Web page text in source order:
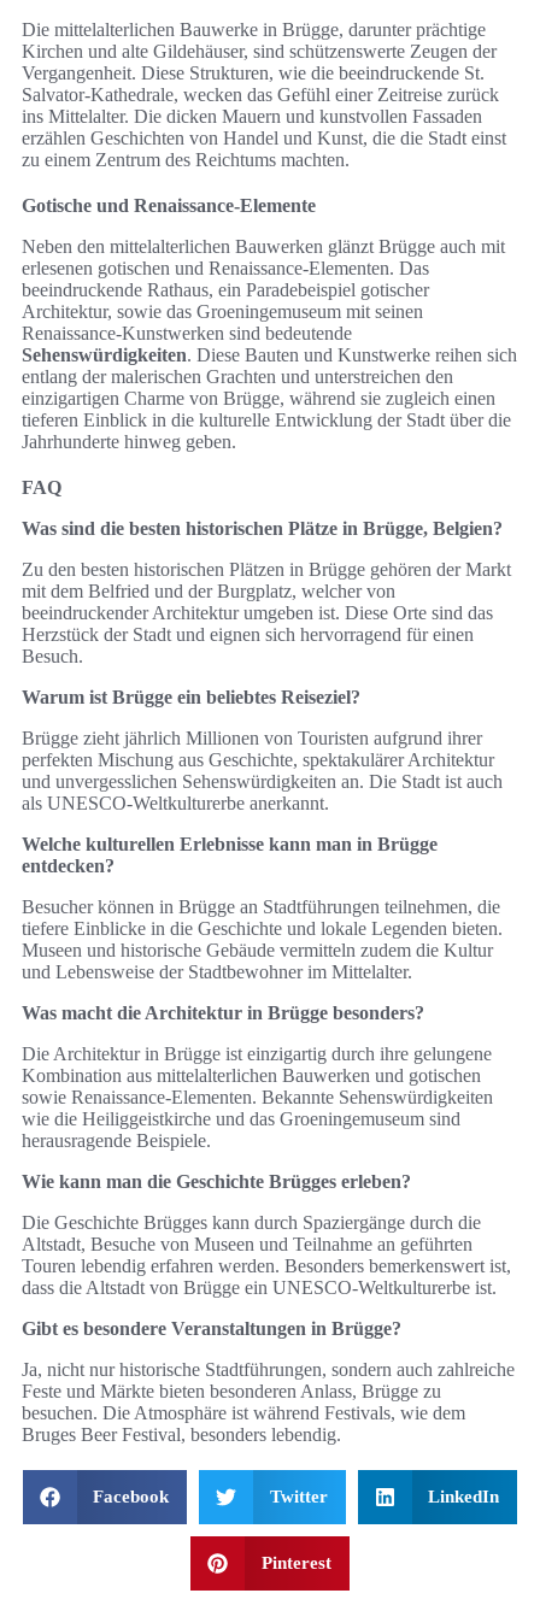
Die mittelalterlichen Bauwerke in Brügge, darunter prächtige
Kirchen und alte Gildehäuser, sind schützenswerte Zeugen der
Vergangenheit. Diese Strukturen, wie die beeindruckende St.
Salvator-Kathedrale, wecken das Gefühl einer Zeitreise zurück
ins Mittelalter. Die dicken Mauern und kunstvollen Fassaden
erzählen Geschichten von Handel und Kunst, die die Stadt einst
zu einem Zentrum des Reichtums machten.
Gotische und Renaissance-Elemente
Neben den mittelalterlichen Bauwerken glänzt Brügge auch mit
erlesenen gotischen und Renaissance-Elementen. Das
beeindruckende Rathaus, ein Paradebeispiel gotischer
Architektur, sowie das Groeningemuseum mit seinen
Renaissance-Kunstwerken sind bedeutende
Sehenswürdigkeiten. Diese Bauten und Kunstwerke reihen sich
entlang der malerischen Grachten und unterstreichen den
einzigartigen Charme von Brügge, während sie zugleich einen
tieferen Einblick in die kulturelle Entwicklung der Stadt über die
Jahrhunderte hinweg geben.
FAQ
Was sind die besten historischen Plätze in Brügge, Belgien?
Zu den besten historischen Plätzen in Brügge gehören der Markt
mit dem Belfried und der Burgplatz, welcher von
beeindruckender Architektur umgeben ist. Diese Orte sind das
Herzstück der Stadt und eignen sich hervorragend für einen
Besuch.
Warum ist Brügge ein beliebtes Reiseziel?
Brügge zieht jährlich Millionen von Touristen aufgrund ihrer
perfekten Mischung aus Geschichte, spektakulärer Architektur
und unvergesslichen Sehenswürdigkeiten an. Die Stadt ist auch
als UNESCO-Weltkulturerbe anerkannt.
Welche kulturellen Erlebnisse kann man in Brügge
entdecken?
Besucher können in Brügge an Stadtführungen teilnehmen, die
tiefere Einblicke in die Geschichte und lokale Legenden bieten.
Museen und historische Gebäude vermitteln zudem die Kultur
und Lebensweise der Stadtbewohner im Mittelalter.
Was macht die Architektur in Brügge besonders?
Die Architektur in Brügge ist einzigartig durch ihre gelungene
Kombination aus mittelalterlichen Bauwerken und gotischen
sowie Renaissance-Elementen. Bekannte Sehenswürdigkeiten
wie die Heiliggeistkirche und das Groeningemuseum sind
herausragende Beispiele.
Wie kann man die Geschichte Brügges erleben?
Die Geschichte Brügges kann durch Spaziergänge durch die
Altstadt, Besuche von Museen und Teilnahme an geführten
Touren lebendig erfahren werden. Besonders bemerkenswert ist,
dass die Altstadt von Brügge ein UNESCO-Weltkulturerbe ist.
Gibt es besondere Veranstaltungen in Brügge?
Ja, nicht nur historische Stadtführungen, sondern auch zahlreiche
Feste und Märkte bieten besonderen Anlass, Brügge zu
besuchen. Die Atmosphäre ist während Festivals, wie dem
Bruges Beer Festival, besonders lebendig.
Facebook Twitter LinkedIn
Pinterest